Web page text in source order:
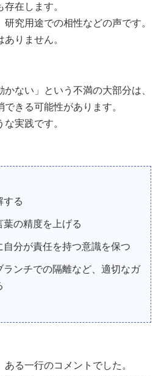
在します。
研究用途での相性などの声です。
りません。
ない」という不満の大部分は、
きる可能性があります。
実践です。
する
の精度を上げる
分が責任を持つ意識を保つ
ランチでの隔離など、適切なガ
る一行のコメントでした。